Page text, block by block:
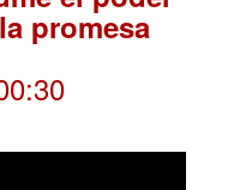
promesa